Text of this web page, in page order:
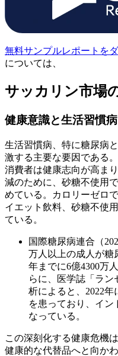
無料サンプルレポートを
については、
サッカリン市場
健康意識と生活習慣病
生活習慣病、特に糖尿病
激する主要な要因である。
消費者は健康志向が高ま
減のために、砂糖不使用
めている。カロリーゼロ
イエット飲料、砂糖不使
ている。
国際糖尿病連合（
万人以上の成人が糖
年までに6億4300万
らに、医学誌「ラン
析によると、2022年
を患っており、イン
なっている。
この深刻化する健康危機
健康的な代替品へと向か